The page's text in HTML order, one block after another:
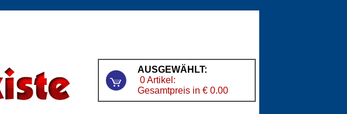
AUSGEWÄHLT:
0 Artikel:
Gesamtpreis in € 0.00